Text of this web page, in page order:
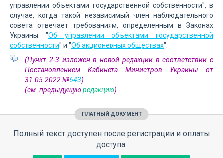
управлении объектами государственной собственности", в
случае, когда такой независимый член наблюдательного
совета отвечает требованиям, определенным в Законах
Украины "Об управлении объектами государственной
собственности" и "Об акционерных обществах".
(Пункт 2-3 изложен в новой редакции в соответствии с
Постановлением Кабинета Министров Украины от
31.05.2022 №643)
(см. предыдущуюредакцию)
ПЛАТНЫЙ ДОКУМЕНТ
Полный текст доступен после регистрации и оплаты
доступа.